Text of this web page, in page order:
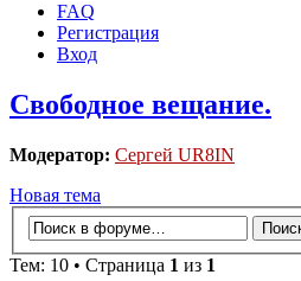
FAQ
Регистрация
Вход
Свободное вещание.
Модератор: Сергей UR8IN
Новая тема
Тем: 10 • Страница 1 из 1